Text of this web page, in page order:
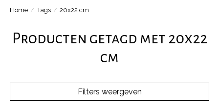
Home / Tags / 20x22 cm
Producten getagd met 20x22
cm
Filters weergeven